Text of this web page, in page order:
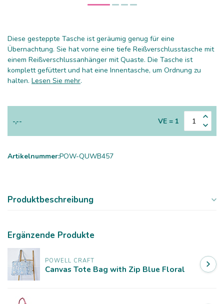
Diese gesteppte Tasche ist geräumig genug für eine
Übernachtung. Sie hat vorne eine tiefe Reißverschlusstasche mit
einem Reißverschlussanhänger mit Quaste. Die Tasche ist
komplett gefüttert und hat eine Innentasche, um Ordnung zu
halten. Lesen Sie mehr.
-,-- VE = 1
Artikelnummer:POW-QUWB457
Produktbeschreibung
Ergänzende Produkte
POWELL CRAFT
Canvas Tote Bag with Zip Blue Floral